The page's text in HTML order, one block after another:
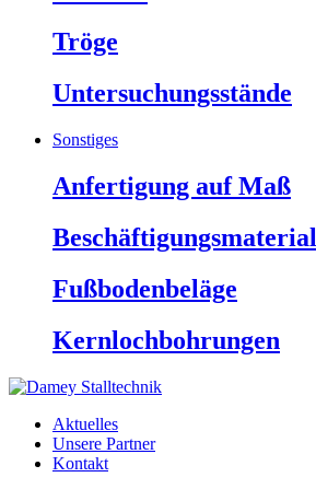
Tröge
Untersuchungsstände
Sonstiges
Anfertigung auf Maß
Beschäftigungsmaterial
Fußbodenbeläge
Kernlochbohrungen
Aktuelles
Unsere Partner
Kontakt